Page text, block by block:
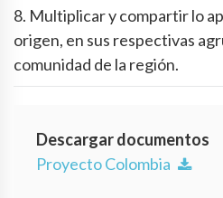
8. Multiplicar y compartir lo
origen, en sus respectivas
comunidad de la región.
Descargar documentos
Proyecto Colombia